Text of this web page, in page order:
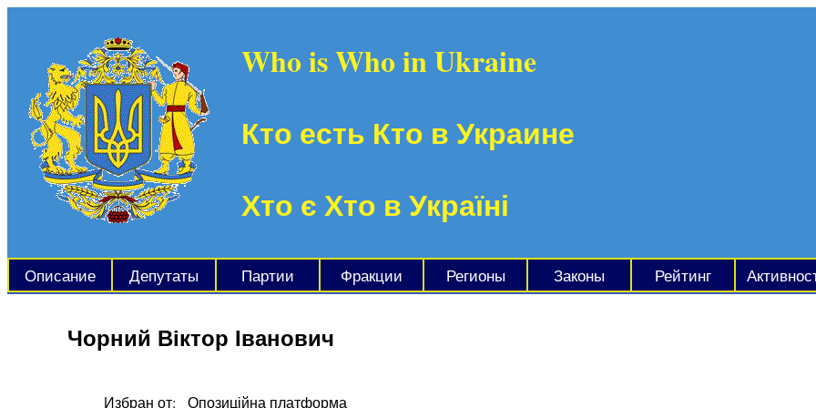
Who is Who in Ukraine
Кто есть Кто в Украине
Хто є Хто в Україні
Описание Депутаты Партии Фракции Регионы Законы Рейтинг
Чорний Віктор Іванович
Избран от:
Опозиційна платформа